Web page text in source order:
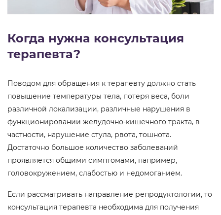
Когда нужна консультация
терапевта?
Поводом для обращения к терапевту должно стать
повышение температуры тела, потеря веса, боли
различной локализации, различные нарушения в
функционировании желудочно-кишечного тракта, в
частности, нарушение стула, рвота, тошнота.
Достаточно большое количество заболеваний
проявляется общими симптомами, например,
головокружением, слабостью и недомоганием.
Если рассматривать направление репродуктологии, то
консультация терапевта необходима для получения